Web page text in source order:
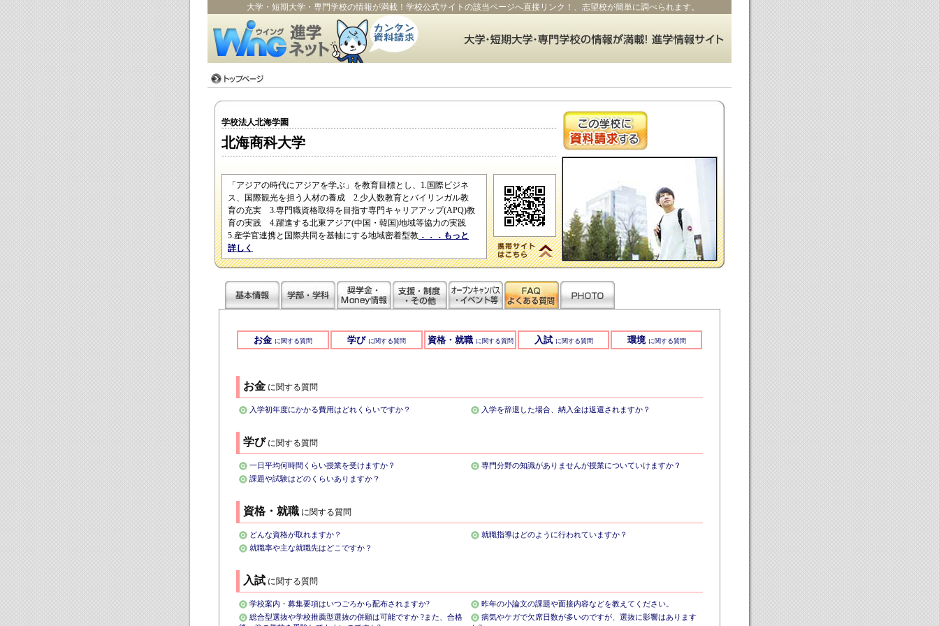
大学・短期大学・専門学校の情報が満載！学校公式サイトの該当ページへ直接リンク！、志望校が簡単に調べられます。
学校法人北海学園
北海商科大学
「アジアの時代にアジアを学ぶ」を教育目標とし、1.国際ビジネ
ス、国際観光を担う人材の養成 2.少人数教育とバイリンガル教
育の充実 3.専門職資格取得を目指す専門キャリアアップ(APQ)教
育の実践 4.躍進する北東アジア(中国・韓国)地域等協力の実践
5.産学官連携と国際共同を基軸にする地域密着型教 ．．．もっと
詳しく
お金 に関する質問 学び に関する質問 資格・就職 に関する質問 入試 に関する質問 環境 に関する質問
お金 に関する質問
入学初年度にかかる費用はどれくらいですか？ 入学を辞退した場合、納入金は返還されますか？
学び に関する質問
一日平均何時間くらい授業を受けますか？
専門分野の知識がありませんが授業についていけますか？
課題や試験はどのくらいありますか？
資格・就職 に関する質問
どんな資格が取れますか？
就職指導はどのように行われていますか？
就職率や主な就職先はどこですか？
入試 に関する質問
学校案内・募集要項はいつごろから配布されますか?
昨年の小論文の課題や面接内容などを教えてください。
総合型選抜や学校推薦型選抜の併願は可能ですか ?また、合格
病気やケガで欠席日数が多いのですが、選抜に影響はあります